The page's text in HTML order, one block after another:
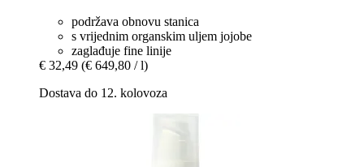
podržava obnovu stanica
s vrijednim organskim uljem jojobe
zaglađuje fine linije
€ 32,49 (€ 649,80 / l)
Dostava do 12. kolovoza